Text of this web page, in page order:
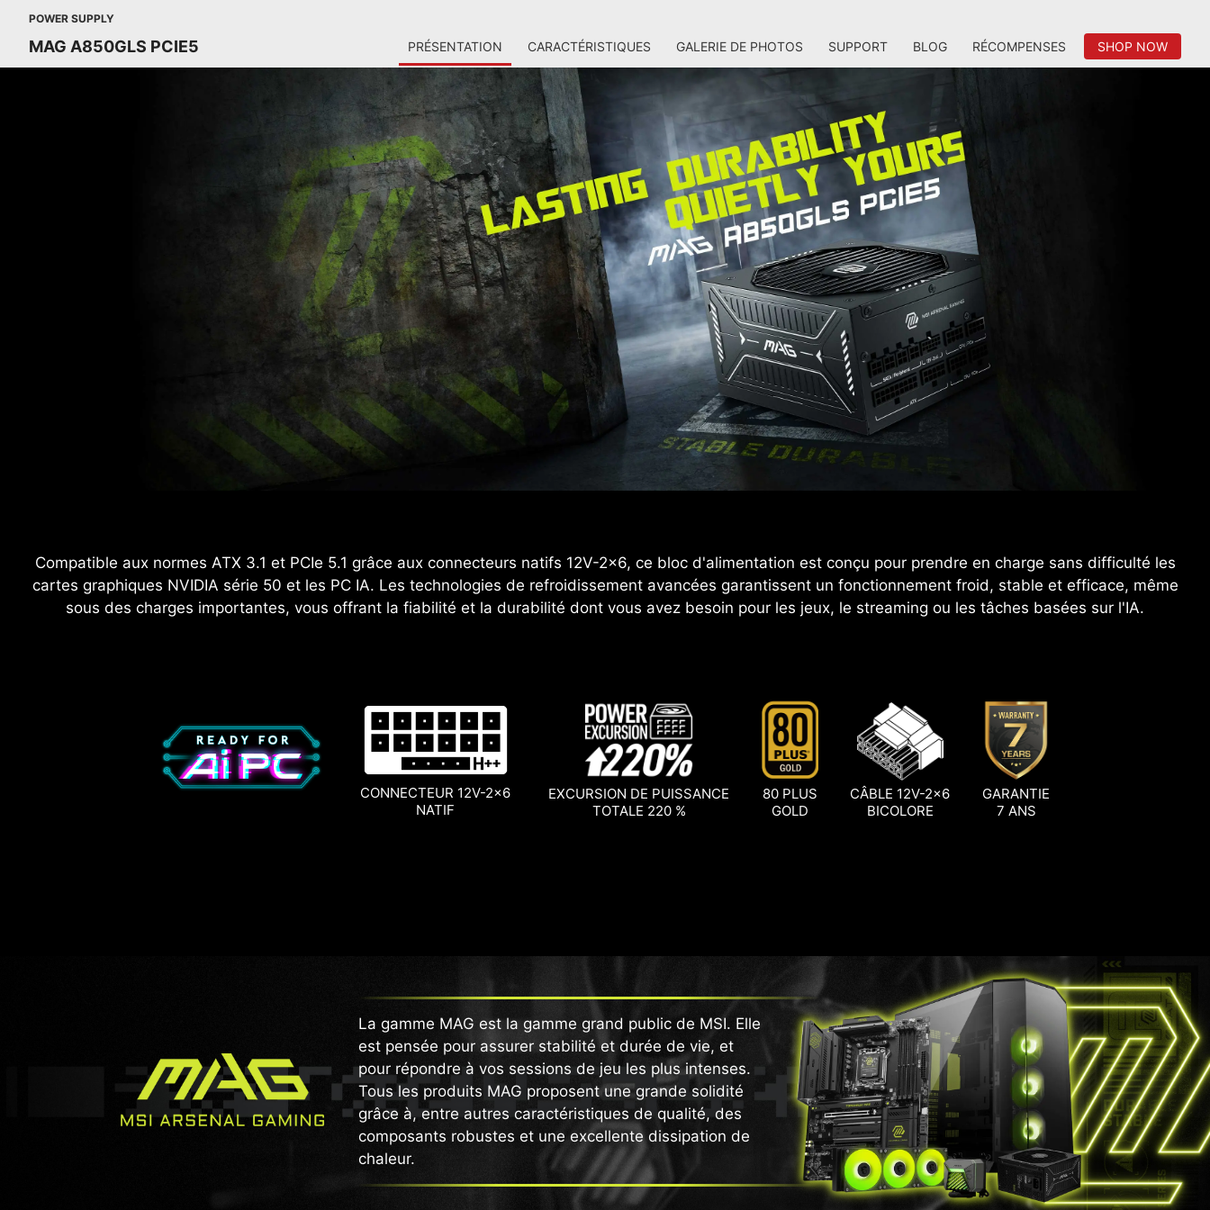
POWER SUPPLY
MAG A850GLS PCIE5 PRÉSENTATION CARACTÉRISTIQUES GALERIE DE PHOTOS SUPPORT BLOG RÉCOMPENSES SHOP NOW
Compatible aux normes ATX 3.1 et PCIe 5.1 grâce aux connecteurs natifs 12V-2x6, ce bloc d'alimentation est conçu pour prendre en charge sans difficulté les
cartes graphiques NVIDIA série 50 et les PC IA. Les technologies de refroidissement avancées garantissent un fonctionnement froid, stable et efficace, même
sous des charges importantes, vous offrant la fiabilité et la durabilité dont vous avez besoin pour les jeux, le streaming ou les tâches basées sur l'IA.
CONNECTEUR 12V-2x6
NATIF
EXCURSION DE PUISSANCE
TOTALE 220 %
80 PLUS
GOLD
CÂBLE 12V-2x6
BICOLORE
GARANTIE
7 ANS
La gamme MAG est la gamme grand public de MSI. Elle
est pensée pour assurer stabilité et durée de vie, et
pour répondre à vos sessions de jeu les plus intenses.
Tous les produits MAG proposent une grande solidité
grâce à, entre autres caractéristiques de qualité, des
composants robustes et une excellente dissipation de
chaleur.